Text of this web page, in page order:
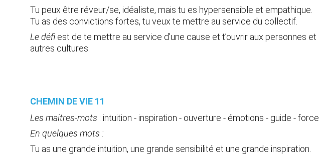
Tu peux être réveur/se, idéaliste, mais tu es hypersensible et empathique.
Tu as des convictions fortes, tu veux te mettre au service du collectif.
Le défi est de te mettre au service d’une cause et t’ouvrir aux personnes et
autres cultures.
CHEMIN DE VIE 11
Les maitres-mots : intuition - inspiration - ouverture - émotions - guide - force
En quelques mots :
Tu as une grande intuition, une grande sensibilité et une grande inspiration.